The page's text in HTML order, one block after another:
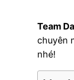
Team
chuyên
nhé!